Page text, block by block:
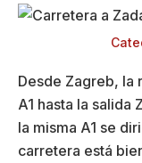
Desde Zagreb, la
A1 hasta la salida
la misma A1 se
carretera está